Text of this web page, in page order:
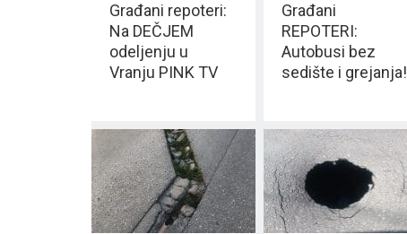
Građani repoteri:
Na DEČJEM
odeljenju u
Vranju PINK TV
Građani
REPOTERI:
Autobusi bez
sedište i grejanja!